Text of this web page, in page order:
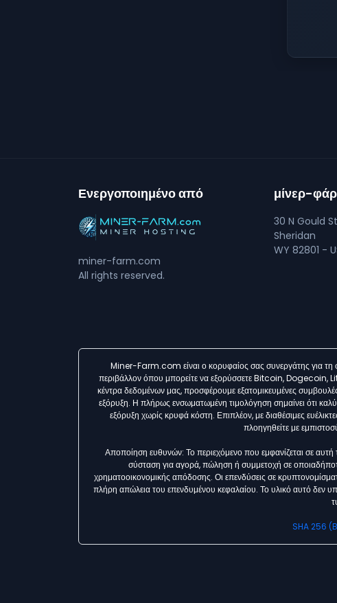
Ενεργοποιημένο από
miner-farm.com
All rights reserved.
μίνερ-
30 N Gould
Sheridan
WY 82801 -
Miner-Farm.com είναι ο κορυφαίος σας συνεργάτης για τη
περιβάλλον όπου μπορείτε να εξορύσσετε Bitcoin, Dogecoin,
κέντρα δεδομένων μας, προσφέρουμε εξατομικευμένες
εξόρυξη. Η πλήρως ενσωματωμένη τιμολόγηση σημαίνει ότι
εξόρυξη χωρίς κρυφά κόστη. Επιπλέον, με διαθέσιμες
πλοηγηθείτε με
Αποποίηση ευθυνών: Το περιεχόμενο που εμφανίζεται σε
σύσταση για αγορά, πώληση ή συμμετοχή σε
χρηματοοικονομικής απόδοσης. Οι επενδύσεις σε
πλήρη απώλεια του επενδυμένου κεφαλαίου. Το υλικό αυτό δεν
SHA 256